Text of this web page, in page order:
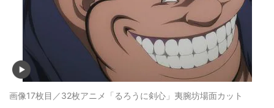
画像17枚目／32枚アニメ「るろうに剣心」夷腕坊場面カット